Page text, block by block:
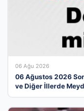
06 Ağu 2026
06 Ağustos 2026
ve Diğer İllerde